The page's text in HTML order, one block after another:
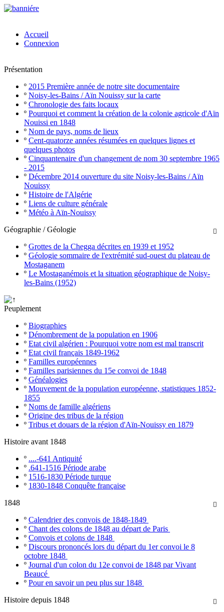
Accueil
Connexion
Présentation
º 2015 Première année de notre site documentaire
º Noisy-les-Bains / Aïn Nouissy sur la carte
º Chronologie des faits locaux
º Pourquoi et comment la création de la colonie agricole d'Aïn
Nouissi en 1848
º Nom de pays, noms de lieux
º Cent-quatorze années résumées en quelques lignes et
quelques photos
º Cinquantenaire d'un changement de nom 30 septembre 1965
- 2015
º Décembre 2014 ouverture du site Noisy-les-Bains / Aïn
Nouissy
º Histoire de l'Algérie
º Liens de culture générale
º Météo à Aïn-Nouissy

Géographie / Géologie
º Grottes de la Chegga décrites en 1939 et 1952
º Géologie sommaire de l'extrémité sud-ouest du plateau de
Mostaganem
º Le Mostaganémois et la situation géographique de Noisy-
les-Bains (1952)
Peuplement
º Biographies
º Dénombrement de la population en 1906
º Etat civil algérien : Pourquoi votre nom est mal transcrit
º Etat civil français 1849-1962
º Familles européennes
º Familles parisiennes du 15e convoi de 1848
º Généalogies
º Mouvement de la population européenne, statistiques 1852-
1855
º Noms de famille algériens
º Origine des tribus de la région
º Tribus et douars de la région d'Aïn-Nouissy en 1879
Histoire avant 1848
º ....-641 Antiquité
º .641-1516 Période arabe
º 1516-1830 Période turque
º 1830-1848 Conquête française

1848
º Calendrier des convois de 1848-1849
º Chant des colons de 1848 au départ de Paris
º Convois et colons de 1848
º Discours prononcés lors du départ du 1er convoi le 8
octobre 1848
º Journal d'un colon du 12e convoi de 1848 par Vivant
Beaucé
º Pour en savoir un peu plus sur 1848

Histoire depuis 1848